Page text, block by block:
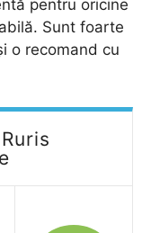
pentru oricine
Sunt foarte
o recomand cu